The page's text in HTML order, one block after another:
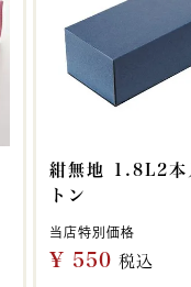
紺無地 1.8L2本
トン
当店特別価格
¥ 550 税込